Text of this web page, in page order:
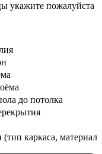
укажите пожалуйста
до потолка
каркаса, материал